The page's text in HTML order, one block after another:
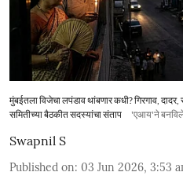
मुंबईतला विजेचा लपंडाव थांबणार कधी? गिरगाव,
समितीच्या बैठकीत सदस्यांचा संताप
'एआय'ने
Swapnil S
Published on: 03 Jun 2026, 3:53